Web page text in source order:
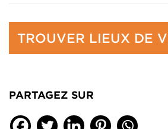
TROUVER LIEUX DE
PARTAGEZ SUR